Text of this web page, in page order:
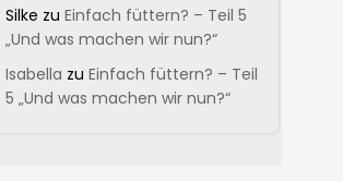
Silke zu Einfach füttern? – Teil 5
„Und was machen wir nun?“
Isabella zu Einfach füttern? – Teil
5 „Und was machen wir nun?“